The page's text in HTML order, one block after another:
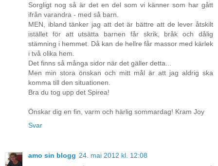
Sorgligt nog så är det en del som vi känner som har gått
ifrån varandra - med så barn.
MEN, ibland tänker jag att det är bättre att de lever åtskilt
istället för att utsätta barnen får skrik, bråk och dålig
stämning i hemmet. Då kan de hellre får massor med kärlek
i två olika hem.
Det finns så många sidor när det gäller detta...
Men min stora önskan och mitt mål är att jag aldrig ska
komma till den situationen.
Bra du tog upp det Spirea!
Önskar dig en fin, varm och härlig sommardag! Kram Joy
Svar
amo sin blogg 24. mai 2012 kl. 12:08